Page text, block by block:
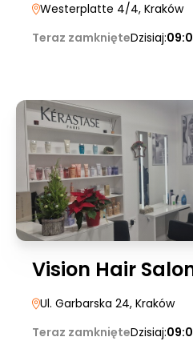
Westerplatte 4/4, Kraków
Teraz zamknięteDzisiaj:
Vision Hair
Ul. Garbarska 24, Kraków
Teraz zamknięteDzisiaj: